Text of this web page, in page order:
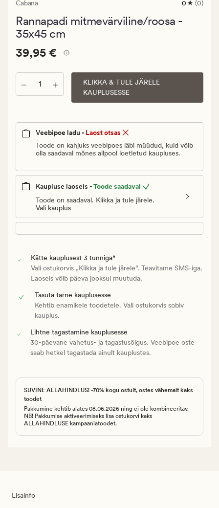
Cabana
0
keskmise
0 (0)
Rannapadi mitmevärviline/roosa -
35x45 cm
Pris_ee
39,95
€.
Vanlig
pris_ee
Pris_ee 39,95 €
39,95 €
Kogus
KLIKKA & TULE JÄRELE
KAUPLUSESSE
Veebipoe ladu - Laost otsas
Toode on kahjuks veebipoes läbi müüdud, kuid võib
olla saadaval mõnes allpool loetletud kaupluses.
Kaupluse laoseis -Toode saadaval
Toode on saadaval. Klikka ja tule järele.
Vali kauplus
Kätte kauplusest 3 tunniga*
Vali ostukorvis „Klikka ja tule järele“. Teavitame SMS-iga.
Laoseis võib päeva jooksul muutuda.
Tasuta tarne kauplusesse
Kehtib enamikele toodetele. Vali ostukorvis sobiv
kauplus.
Lihtne tagastamine kauplusesse
30-päevane vahetus- ja tagastusõigus. Veebipoe oste
saab hetkel tagastada ainult kauplustes.
SUVINE ALLAHINDLUS! -70% kogu ostult, ostes vähemalt kaks
toodet
Pakkumine kehtib alates 08.06.2026 ning ei ole kombineeritav.
NB! Pakkumise aktiveerimiseks lisa ostukorvi kaks
ALLAHINDLUSE kampaaniatoodet.
Lisainfo